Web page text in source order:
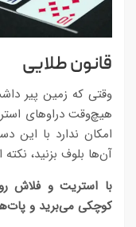
قانون طلایی
وقتی که زمین پیر
هیچ‌وقت دراو‌های
امکان ندارد با این
آ‌ن‌ها بلوف بزنید،
با استریت و فلاش
کوچکی می‌برید و